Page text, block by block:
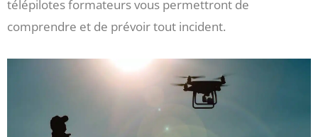
télépilotes formateurs vous permettront de
comprendre et de prévoir tout incident.